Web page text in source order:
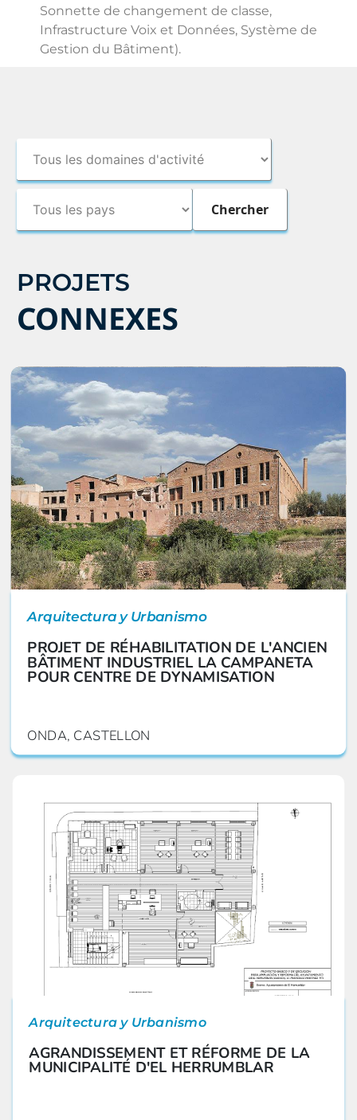
Sonnette de changement de classe,
Infrastructure Voix et Données, Système de
Gestion du Bâtiment).
PROJETS
CONNEXES
Arquitectura y Urbanismo
PROJET DE RÉHABILITATION DE L'ANCIEN
BÂTIMENT INDUSTRIEL LA CAMPANETA
POUR CENTRE DE DYNAMISATION
ONDA, CASTELLON
Arquitectura y Urbanismo
AGRANDISSEMENT ET RÉFORME DE LA
MUNICIPALITÉ D'EL HERRUMBLAR